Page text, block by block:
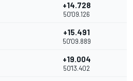
+14.728
50'09.126
+15.491
50'09.889
+19.004
50'13.402